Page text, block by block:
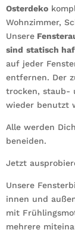
Osterdeko
Wohnzimmer,
Unsere
sind statisch
auf jeder
entfernen. Der
trocken, staub-
wieder benutzt
Alle werden
beneiden.
Jetzt
Unsere
innen und
mit
mehrere